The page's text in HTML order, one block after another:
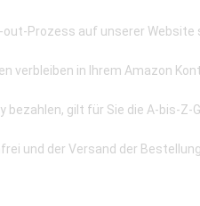
out-Prozess auf unserer
verbleiben in Ihrem Amazon
bezahlen, gilt für Sie die A-bis-
und der Versand der